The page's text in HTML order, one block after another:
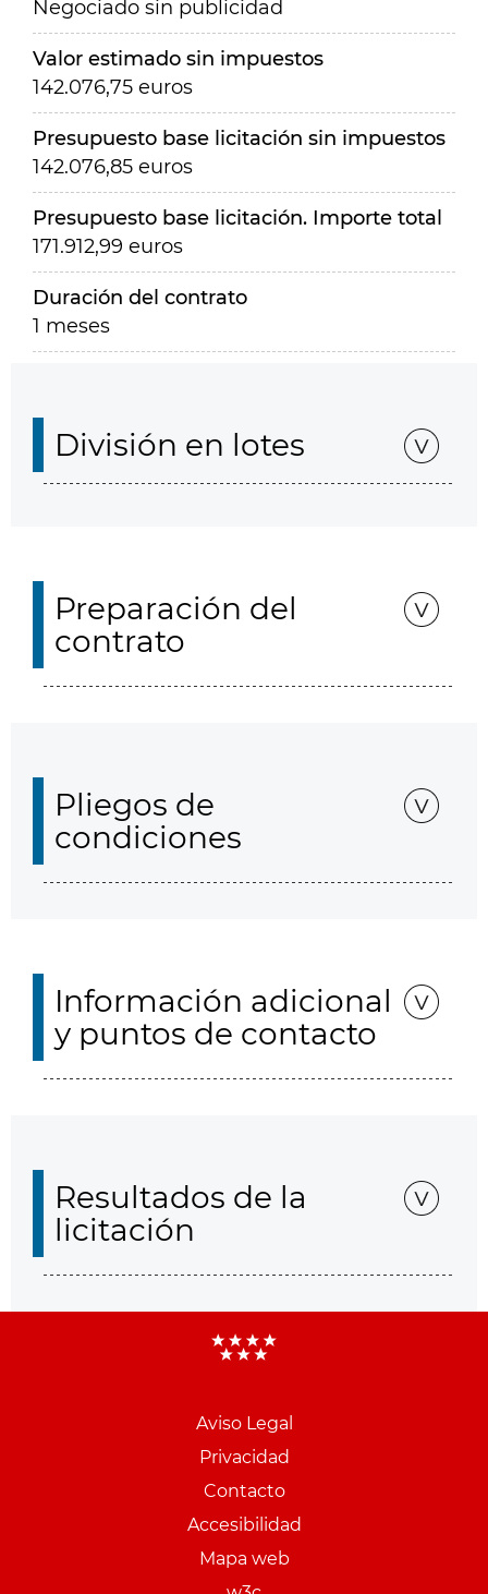
Negociado sin publicidad
Valor estimado sin impuestos
142.076,75 euros
Presupuesto base licitación sin impuestos
142.076,85 euros
Presupuesto base licitación. Importe total
171.912,99 euros
Duración del contrato
1 meses
División en lotes
Preparación del
contrato
Pliegos de
condiciones
Información adicional
y puntos de contacto
Resultados de la
licitación
Aviso Legal
Privacidad
Contacto
Accesibilidad
Mapa web